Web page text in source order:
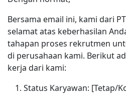
Bersama email ini, kami dari
selamat atas keberhasilan
tahapan proses rekrutmen
di perusahaan kami. Berikut
kerja dari kami:
Status Karyawan: [Tetap/